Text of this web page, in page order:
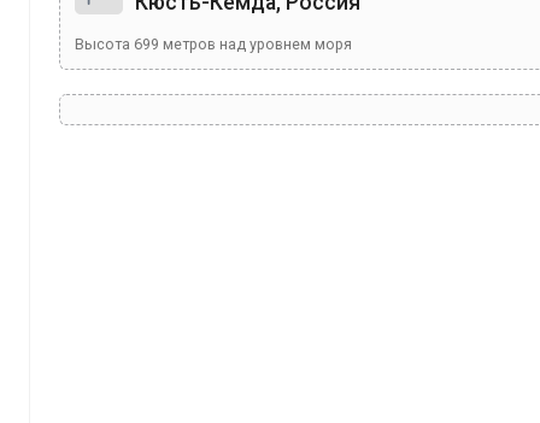
Высота 699 метров над уровнем моря